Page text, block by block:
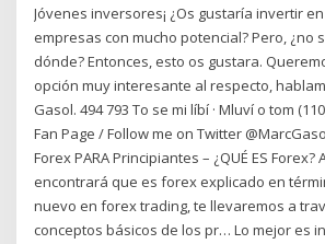
Jóvenes inversores¡ ¿Os gustaría invertir
empresas con mucho potencial? Pero, ¿no
dónde? Entonces, esto os gustara.
opción muy interesante al respecto,
Gasol. 494 793 To se mi líbí · Mluví o tom
Fan Page / Follow me on Twitter
Forex PARA Principiantes – ¿QUÉ ES Forex?
encontrará que es forex explicado en
nuevo en forex trading, te llevaremos a
conceptos básicos de los pr… Lo mejor es